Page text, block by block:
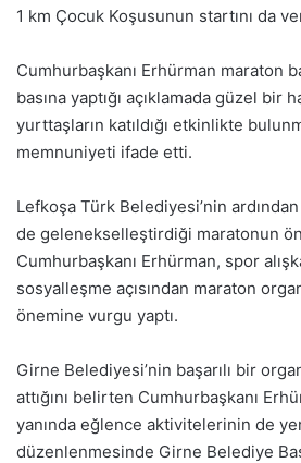
1 km Çocuk Koşusunun startını da
Cumhurbaşkanı Erhürman maraton
basına yaptığı açıklamada güzel bir
yurttaşların katıldığı etkinlikte
memnuniyeti ifade etti.
Lefkoşa Türk Belediyesi’nin
de gelenekselleştirdiği maratonun
Cumhurbaşkanı Erhürman, spor
sosyalleşme açısından maraton
önemine vurgu yaptı.
Girne Belediyesi’nin başarılı bir
attığını belirten Cumhurbaşkanı
yanında eğlence aktivitelerinin de
düzenlenmesinde Girne Belediye